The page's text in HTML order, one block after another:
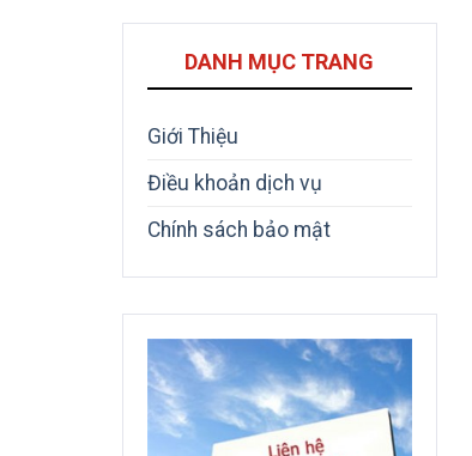
DANH MỤC TRANG
Giới Thiệu
Điều khoản dịch vụ
Chính sách bảo mật